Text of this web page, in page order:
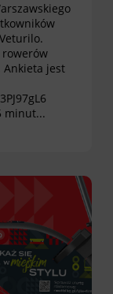
Ankieta jest
minut...